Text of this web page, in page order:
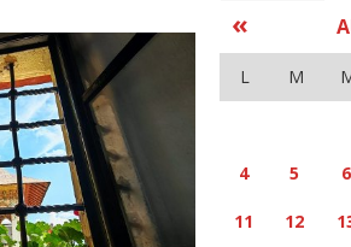
«
L M
4 5 6
11 12